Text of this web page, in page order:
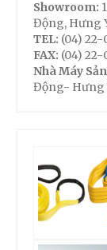
Showroom:
Động, Hưng
TEL: (04)
FAX: (04)
Nhà Máy
Động- Hưng